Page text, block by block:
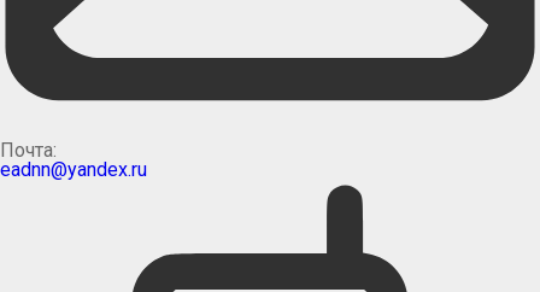
Почта:
eadnn@yandex.ru